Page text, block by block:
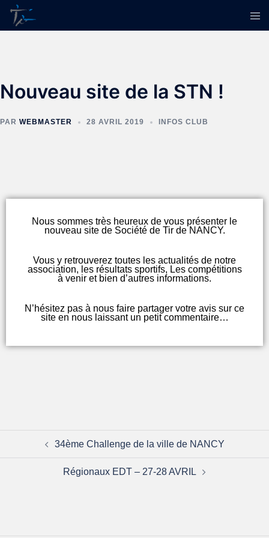
Nouveau site de la STN !
PAR WEBMASTER 28 AVRIL 2019 INFOS CLUB
Nous sommes très heureux de vous présenter le
nouveau site de Société de Tir de NANCY.
Vous y retrouverez toutes les actualités de notre
association, les résultats sportifs, Les compétitions
à venir et bien d’autres informations.
N’hésitez pas à nous faire partager votre avis sur ce
site en nous laissant un petit commentaire…
34ème Challenge de la ville de NANCY
Régionaux EDT – 27-28 AVRIL